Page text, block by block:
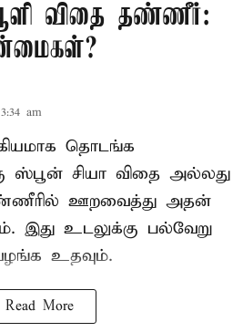
விதை தண்ணீர்:
am
தொடங்க
ஸ்பூன் சியா விதை அல்லது
ஊறவைத்து அதன்
இது உடலுக்கு பல்வேறு
உதவும்.
Read More